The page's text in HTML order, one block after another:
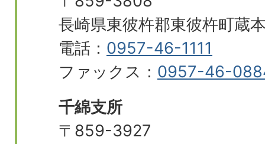
長崎県東彼杵郡東彼杵町蔵
電話： 0957-46-1111
ファックス： 0957-46-
千綿支所
〒859-3927